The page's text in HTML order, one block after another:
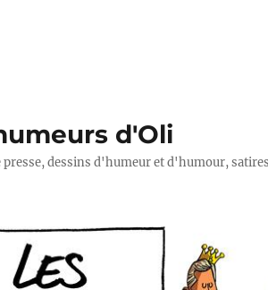
d'Oli
presse, dessins d'humeur et d'humour,